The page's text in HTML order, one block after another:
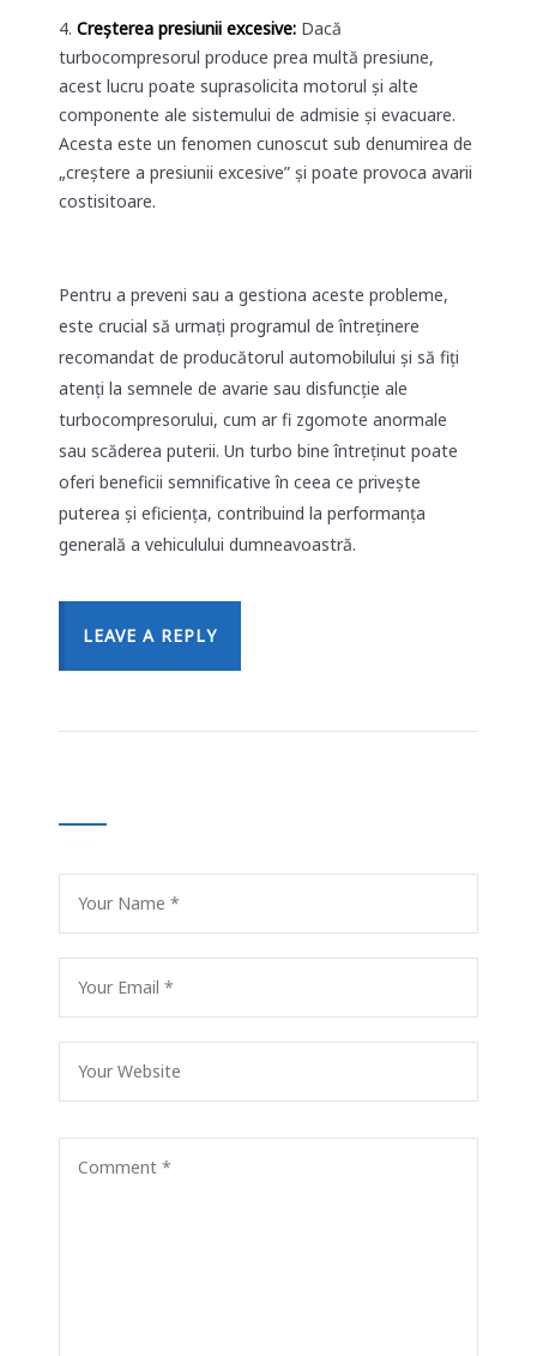
Creșterea presiunii excesive: Dacă
turbocompresorul produce prea multă presiune,
acest lucru poate suprasolicita motorul și alte
componente ale sistemului de admisie și evacuare.
Acesta este un fenomen cunoscut sub denumirea de
„creștere a presiunii excesive” și poate provoca avarii
costisitoare.
Pentru a preveni sau a gestiona aceste probleme,
este crucial să urmați programul de întreținere
recomandat de producătorul automobilului și să fiți
atenți la semnele de avarie sau disfuncție ale
turbocompresorului, cum ar fi zgomote anormale
sau scăderea puterii. Un turbo bine întreținut poate
oferi beneficii semnificative în ceea ce privește
puterea și eficiența, contribuind la performanța
generală a vehiculului dumneavoastră.
LEAVE A REPLY